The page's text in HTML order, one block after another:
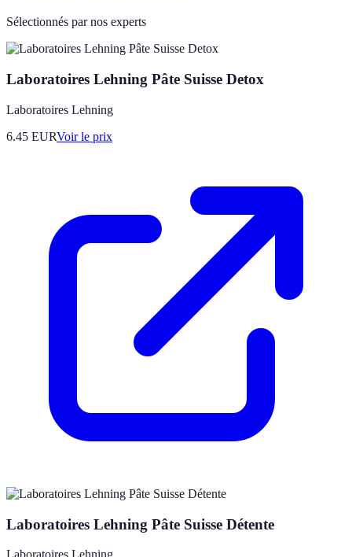
Sélectionnés par nos experts
Laboratoires Lehning Pâte Suisse Detox
Laboratoires Lehning
6.45 EURVoir le prix
Laboratoires Lehning Pâte Suisse Détente